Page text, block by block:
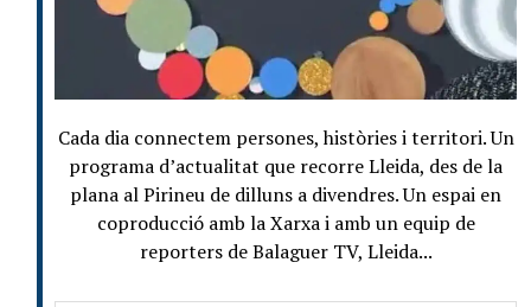
Cada dia connectem persones, històries i territori. Un
programa d’actualitat que recorre Lleida, des de la
plana al Pirineu de dilluns a divendres. Un espai en
coproducció amb la Xarxa i amb un equip de
reporters de Balaguer TV, Lleida...